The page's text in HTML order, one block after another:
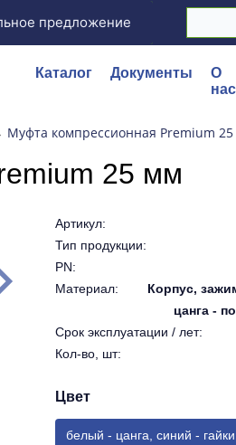
предложение
Каталог Документы
О
нас
Муфта компрессионная Premium
25 мм
Артикул:
Тип продукции:
PN:
Материал:
Корпус,
цанга -
Срок эксплуатации / лет:
Кол-во, шт:
Цвет
белый - цанга, синий -